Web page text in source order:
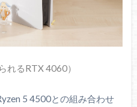
れるRTX 4060）
5 4500との組み合わせ